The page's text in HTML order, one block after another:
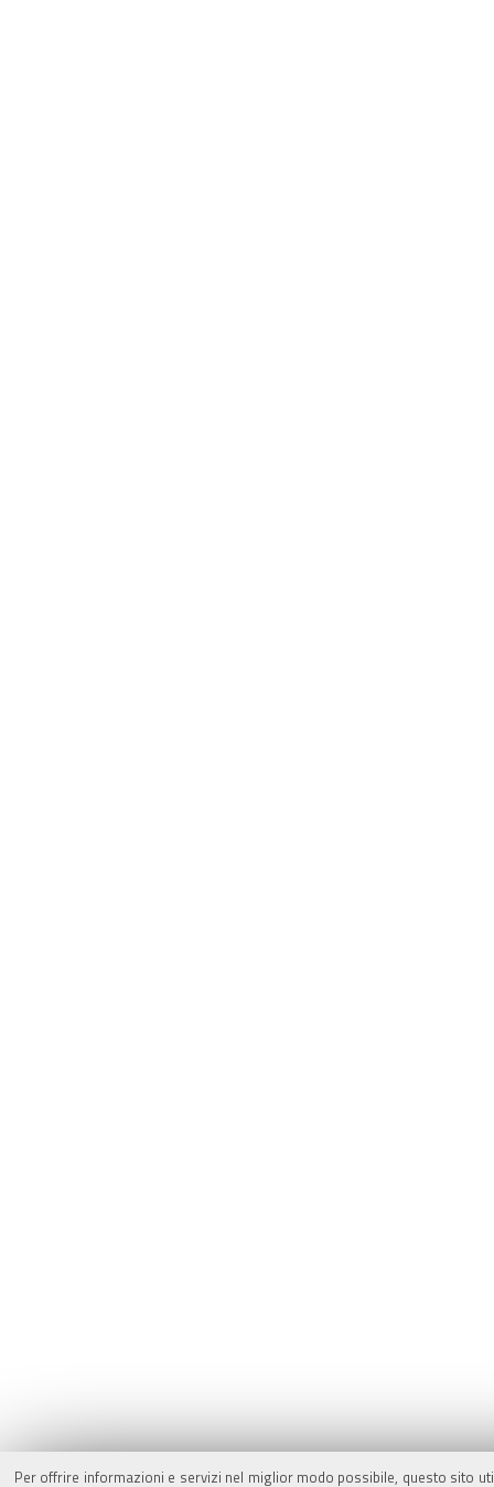
Per offrire informazioni e servizi nel miglior modo possibile, questo sito